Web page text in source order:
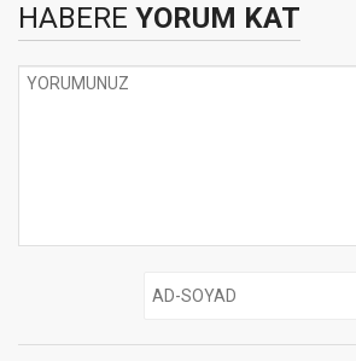
HABERE YORUM KAT